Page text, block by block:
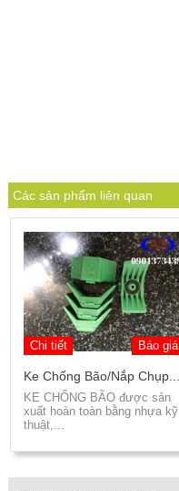
Các sản phẩm liên quan
Chi tiết Báo giá
Ke Chống Bão/Nắp Chụp...
KE CHỐNG BÃO được sản
xuất hoàn toàn bằng nhựa kỹ
thuật,...